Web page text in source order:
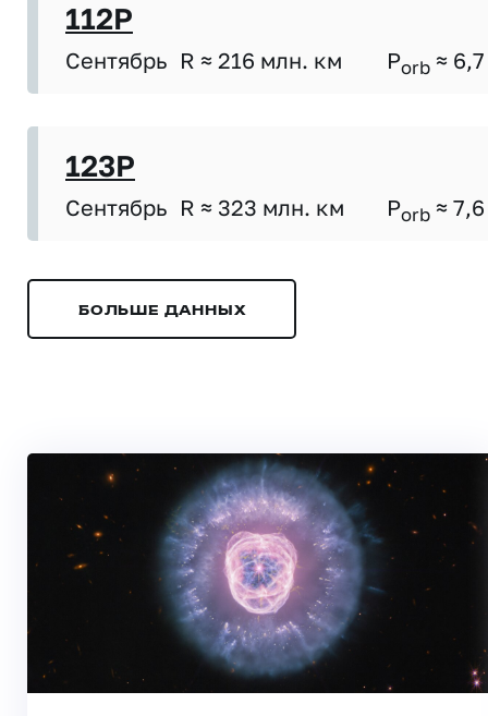
112P
Сентябрь R ≈ 216 млн. км Porb ≈ 6,7
123P
Сентябрь R ≈ 323 млн. км Porb ≈ 7,6
БОЛЬШЕ ДАННЫХ